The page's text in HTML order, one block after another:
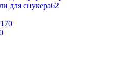
для снукера62
170